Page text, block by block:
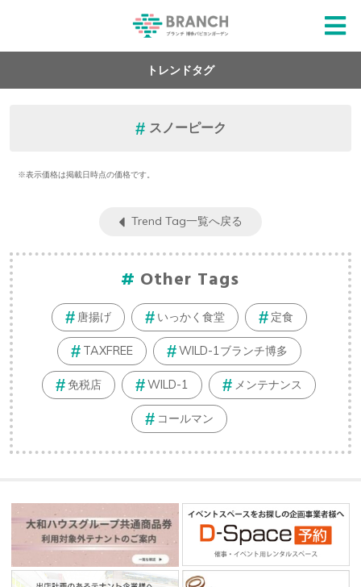
トレンドタグ
スノーピーク
※表示価格は掲載日時点の価格です。
Trend Tag一覧へ戻る
Other Tags
唐揚げ いっかく食堂 定食
TAXFREE WILD-1ブランチ博多
免税店 WILD-1 メンテナンス
コールマン